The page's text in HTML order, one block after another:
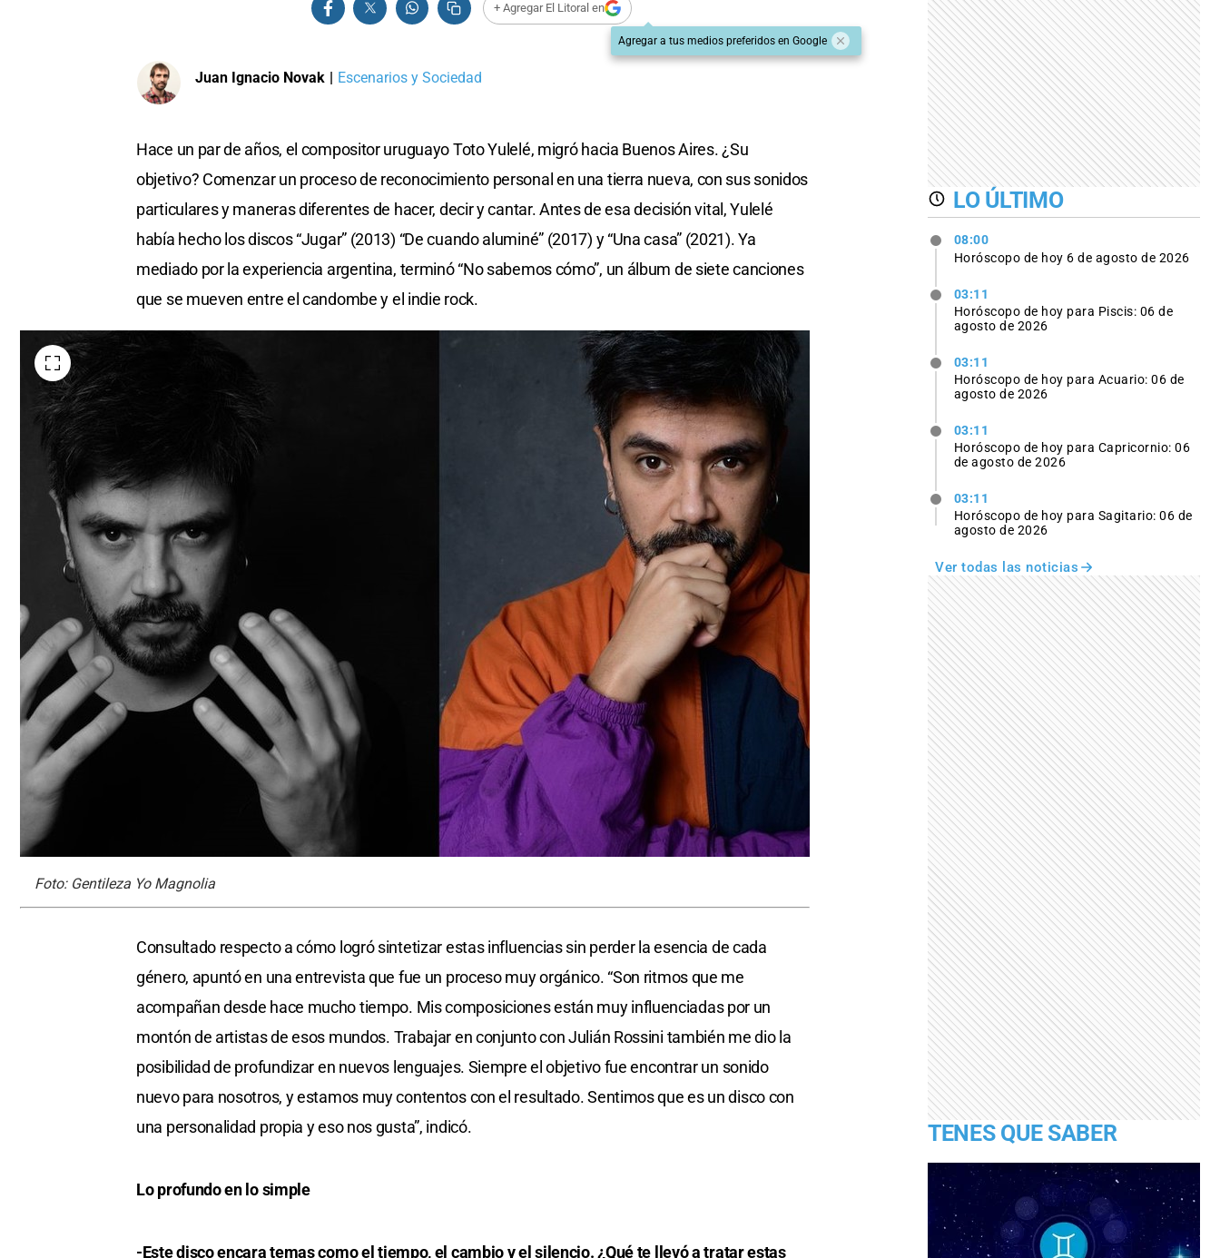
+ Agregar El Litoral en
Agregar a tus medios preferidos en Google
Juan Ignacio Novak | Escenarios y Sociedad
Hace un par de años, el compositor uruguayo Toto Yulelé, migró hacia Buenos Aires. ¿Su
objetivo? Comenzar un proceso de reconocimiento personal en una tierra nueva, con sus sonidos
particulares y maneras diferentes de hacer, decir y cantar. Antes de esa decisión vital, Yulelé
había hecho los discos “Jugar” (2013) “De cuando aluminé” (2017) y “Una casa” (2021). Ya
mediado por la experiencia argentina, terminó “No sabemos cómo”, un álbum de siete canciones
que se mueven entre el candombe y el indie rock.
Foto: Gentileza Yo Magnolia
Consultado respecto a cómo logró sintetizar estas influencias sin perder la esencia de cada
género, apuntó en una entrevista que fue un proceso muy orgánico. “Son ritmos que me
acompañan desde hace mucho tiempo. Mis composiciones están muy influenciadas por un
montón de artistas de esos mundos. Trabajar en conjunto con Julián Rossini también me dio la
posibilidad de profundizar en nuevos lenguajes. Siempre el objetivo fue encontrar un sonido
nuevo para nosotros, y estamos muy contentos con el resultado. Sentimos que es un disco con
una personalidad propia y eso nos gusta”, indicó.
Lo profundo en lo simple
-Este disco encara temas como el tiempo, el cambio y el silencio. ¿Qué te llevó a tratar estas
LO ÚLTIMO
08:00
Horóscopo de hoy 6 de agosto de 2026
03:11
Horóscopo de hoy para Piscis: 06 de
agosto de 2026
03:11
Horóscopo de hoy para Acuario: 06 de
agosto de 2026
03:11
Horóscopo de hoy para Capricornio: 06
de agosto de 2026
03:11
Horóscopo de hoy para Sagitario: 06 de
agosto de 2026
Ver todas las noticias
TENES QUE SABER